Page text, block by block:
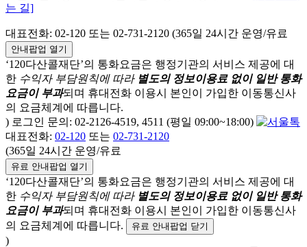
는 길]
대표전화: 02-120 또는 02-731-2120 (365일 24시간 운영/유료
안내팝업 열기
‘120다산콜재단’의 통화요금은 행정기관의 서비스 제공에 대
한 수익자 부담원칙에 따라 별도의 정보이용료 없이 일반 통화
요금이 부과되며 휴대전화 이용시 본인이 가입한 이동통신사
의 요금체계에 따릅니다.
) 로그인 문의: 02-2126-4519, 4511 (평일 09:00~18:00)
대표전화: 02-120 또는 02-731-2120
(365일 24시간 운영/유료
유료 안내팝업 열기
‘120다산콜재단’의 통화요금은 행정기관의 서비스 제공에 대
한 수익자 부담원칙에 따라 별도의 정보이용료 없이 일반 통화
요금이 부과되며 휴대전화 이용시 본인이 가입한 이동통신사
의 요금체계에 따릅니다.
유료 안내팝업 닫기
)